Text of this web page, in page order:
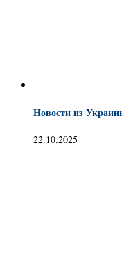
Новости из
22.10.2025